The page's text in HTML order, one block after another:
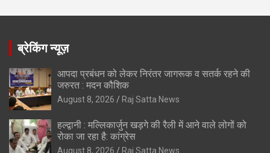
ब्रेकिंग न्यूज़
आपदा प्रबंधन को लेकर निरंतर जागरूक व सतर्क रहने की
जरुरत : मदन कौशिक
August 8, 2026 Raj Satta News
हल्द्वानी : मल्लिकार्जुन खड़गे की रैली में आने वाले लोगों को
रोका जा रहा है: कांग्रेस
August 8, 2026 Raj Satta News